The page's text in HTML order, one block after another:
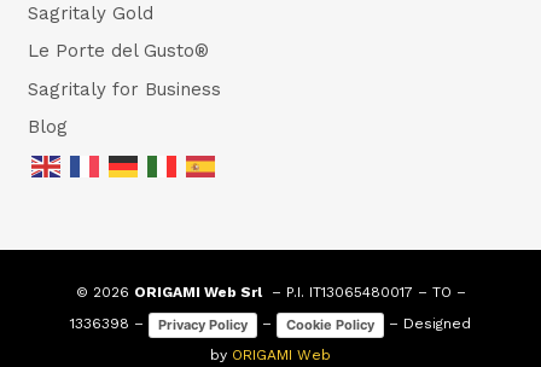
Sagritaly Gold
Le Porte del Gusto®
Sagritaly for Business
Blog
© 2026 ORIGAMI Web Srl– P.I. IT13065480017 – TO –
1336398 –
Privacy Policy – Cookie Policy
– Designed
by ORIGAMI Web